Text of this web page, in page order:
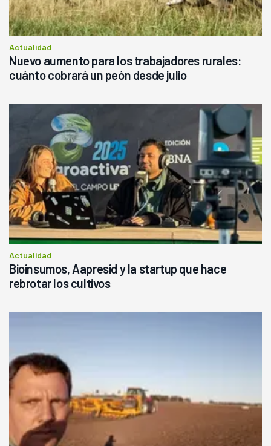
Actualidad
Nuevo aumento para los trabajadores rurales:
cuánto cobrará un peón desde julio
Actualidad
Bioinsumos, Aapresid y la startup que hace
rebrotar los cultivos